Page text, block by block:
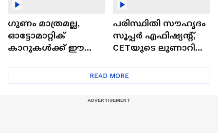
ഗുണം മാത്രമല്ല,
ഓട്ടോമാറ്റിക്
കാറുകൾക്ക് ഈ
പരിസ്ഥിതി സൗഹൃദം
സൂപ്പർ എഫിഷ്യന്റ്,
CETയുടെ ലുണാറിസ്
Eco Marathon 2025
READ MORE